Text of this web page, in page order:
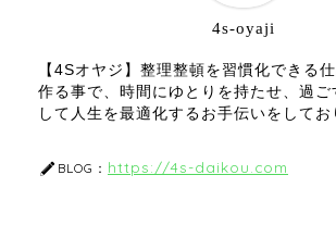
4s-oyaji
【4Sオヤジ】整理整頓を習慣化できる
作る事で、時間にゆとりを持たせ、過ご
して人生を最適化するお手伝いをしてお
BLOG： https://4s-daikou.com